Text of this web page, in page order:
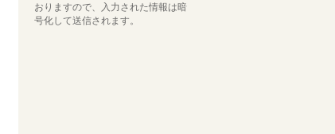
おりますので、入力された情報は暗
号化して送信されます。